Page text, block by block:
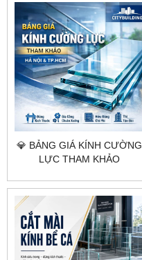
💎 BẢNG GIÁ KÍNH CƯỜNG
LỰC THAM KHẢO
TP.HCM